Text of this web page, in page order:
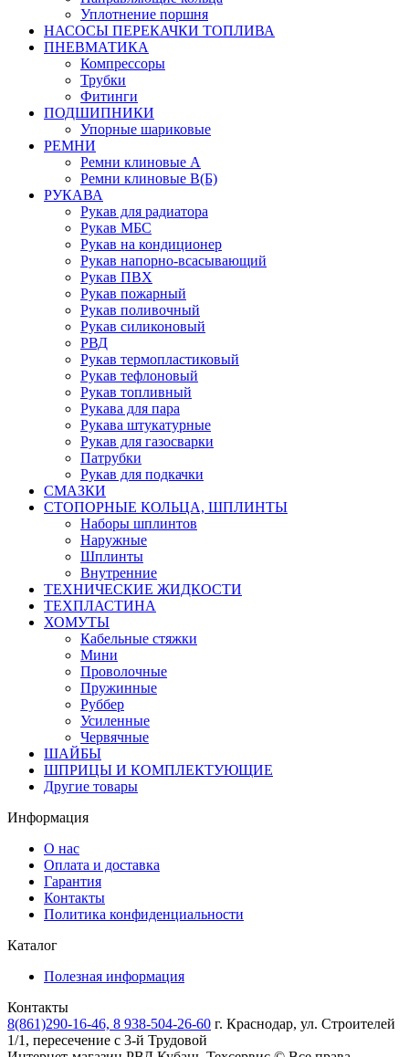
Уплотнение поршня
НАСОСЫ ПЕРЕКАЧКИ ТОПЛИВА
ПНЕВМАТИКА
Компрессоры
Трубки
Фитинги
ПОДШИПНИКИ
Упорные шариковые
РЕМНИ
Ремни клиновые А
Ремни клиновые В(Б)
РУКАВА
Рукав для радиатора
Рукав МБС
Рукав на кондиционер
Рукав напорно-всасывающий
Рукав ПВХ
Рукав пожарный
Рукав поливочный
Рукав силиконовый
РВД
Рукав термопластиковый
Рукав тефлоновый
Рукав топливный
Рукава для пара
Рукава штукатурные
Рукав для газосварки
Патрубки
Рукав для подкачки
СМАЗКИ
СТОПОРНЫЕ КОЛЬЦА, ШПЛИНТЫ
Наборы шплинтов
Наружные
Шплинты
Внутренние
ТЕХНИЧЕСКИЕ ЖИДКОСТИ
ТЕХПЛАСТИНА
ХОМУТЫ
Кабельные стяжки
Мини
Проволочные
Пружинные
Руббер
Усиленные
Червячные
ШАЙБЫ
ШПРИЦЫ И КОМПЛЕКТУЮЩИЕ
Другие товары
Информация
О нас
Оплата и доставка
Гарантия
Контакты
Политика конфиденциальности
Каталог
Полезная информация
Контакты
8(861)290-16-46, 8 938-504-26-60 г. Краснодар, ул. Строителей
1/1, пересечение с 3-й Трудовой